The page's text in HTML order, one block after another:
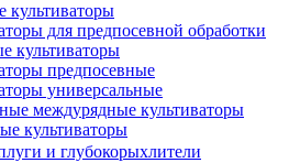
культиваторы
для предпосевной обработки
культиваторы
предпосевные
универсальные
междурядные культиваторы
культиваторы
и глубокорыхлители